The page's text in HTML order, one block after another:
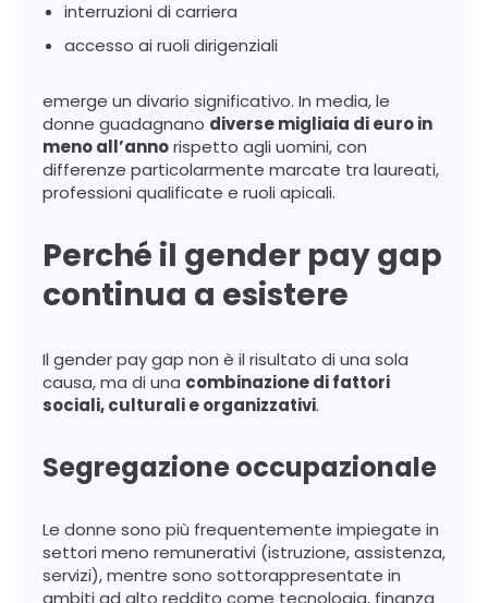
interruzioni di carriera
accesso ai ruoli dirigenziali
emerge un divario significativo. In media, le
donne guadagnano diverse migliaia di euro in
meno all’annorispetto agli uomini, con
differenze particolarmente marcate tra laureati,
professioni qualificate e ruoli apicali.
Perché il gender pay gap
continua a esistere
Il gender pay gap non è il risultato di una sola
causa, ma di una combinazione di fattori
sociali, culturali e organizzativi.
Segregazione occupazionale
Le donne sono più frequentemente impiegate in
settori meno remunerativi (istruzione, assistenza,
servizi), mentre sono sottorappresentate in
ambiti ad alto reddito come tecnologia, finanza